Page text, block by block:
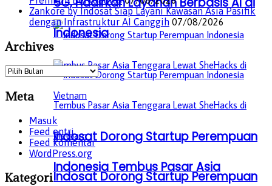
Indosat Dorong Startup Perempuan
Indonesia Tembus Pasar Asia
Indonesia
Indosat Dorong Startup Perempuan
Zankore by Indosat Siap Layani Kawasan Asia Pasifik
dengan Infrastruktur AI Canggih 07/08/2026
Archives
Archives
Meta
Masuk
Feed entri
Feed komentar
WordPress.org
Kategori